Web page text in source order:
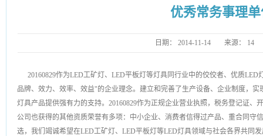
优秀常务事理
日期： 2014-11-14 来源： 14
20160829作为LED工矿灯、LED平板灯等灯具同行业中的佼佼者、优质
品牌、效力、效率、效益"的企业理念。建立和完善了生产设备、企业制度，
灯具产品提供强有力的支持。20160829作为正规企业营业执照，税务登记证
公司也获得的其他资质荣誉有多项：中小企业、消费者信得过产品、重合同守
选，我们竭诚希望在LED工矿灯、LED平板灯等LED灯具领域与社会各界共同